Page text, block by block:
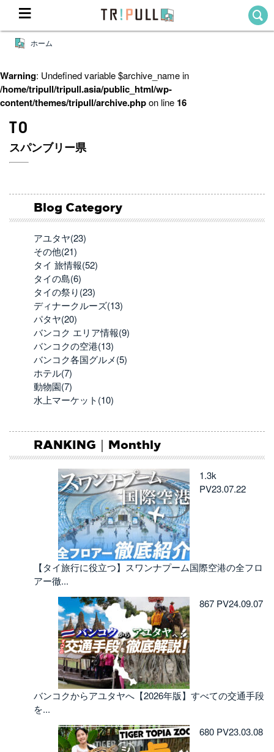
Destination
目的地から探す
ホーム
Warning: Undefined variable $archive_name in
/home/tripull/tripull.asia/public_html/wp-
content/themes/tripull/archive.phpon line 16
TO
スパンブリー県
Blog Category
アユタヤ(23)
その他(21)
タイ 旅情報(52)
タイの島(6)
タイの祭り(23)
ディナークルーズ(13)
パタヤ(20)
バンコク エリア情報(9)
バンコクの空港(13)
バンコク各国グルメ(5)
ホテル(7)
動物園(7)
水上マーケット(10)
RANKING｜Monthly
1.3k
PV23.07.22
【タイ旅行に役立つ】スワンナプーム国際空港の全フロ
アー徹...
867 PV24.09.07
バンコクからアユタヤへ【2026年版】すべての交通手段
を...
680 PV23.03.08